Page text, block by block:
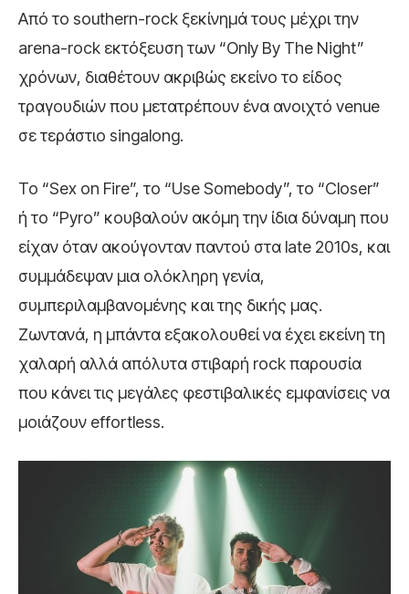
Από το southern-rock ξεκίνημά τους μέχρι την
arena-rock εκτόξευση των “Only By The Night”
χρόνων, διαθέτουν ακριβώς εκείνο το είδος
τραγουδιών που μετατρέπουν ένα ανοιχτό venue
σε τεράστιο singalong.
Το “Sex on Fire”, το “Use Somebody”, το “Closer”
ή το “Pyro” κουβαλούν ακόμη την ίδια δύναμη που
είχαν όταν ακούγονταν παντού στα late 2010s, και
συμμάδεψαν μια ολόκληρη γενία,
συμπεριλαμβανομένης και της δικής μας.
Ζωντανά, η μπάντα εξακολουθεί να έχει εκείνη τη
χαλαρή αλλά απόλυτα στιβαρή rock παρουσία
που κάνει τις μεγάλες φεστιβαλικές εμφανίσεις να
μοιάζουν effortless.